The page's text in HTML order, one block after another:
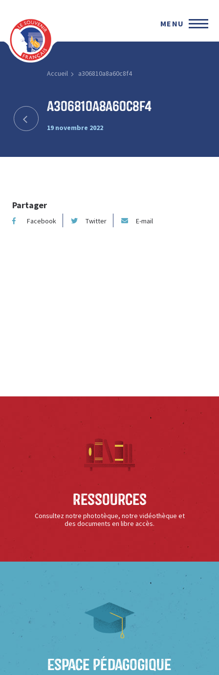
MENU
Accueil a306810a8a60c8f4
a306810a8a60c8f4
19 novembre 2022
Partager
Facebook Twitter E-mail
Ressources
Consultez notre phototèque, notre vidéothèque et
des documents en libre accès.
Espace Pédagogique